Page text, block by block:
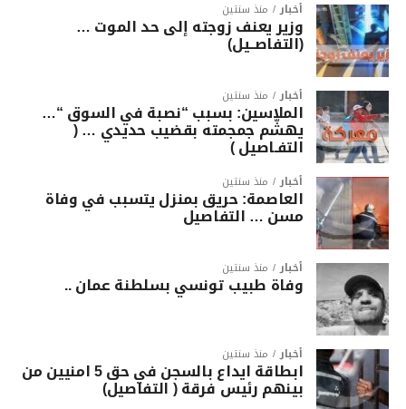
أخبار منذ سنتين
وزير يعنف زوجته إلى حد الموت …
(التفاصــيل)
أخبار منذ سنتين
الملاسين: بسبب “نصبة في السوق “…
يهشّم جمجمته بقضيب حديدي … (
التفـاصيل )
أخبار منذ سنتين
العاصمة: حريق بمنزل يتسبب في وفاة
مسن … التفاصيل
أخبار منذ سنتين
وفاة طبيب تونسي بسلطنة عمان ..
أخبار منذ سنتين
ابطاقة ايداع بالسجن في حق 5 امنيين من
بينهم رئيس فرقة ( التفاصيل)